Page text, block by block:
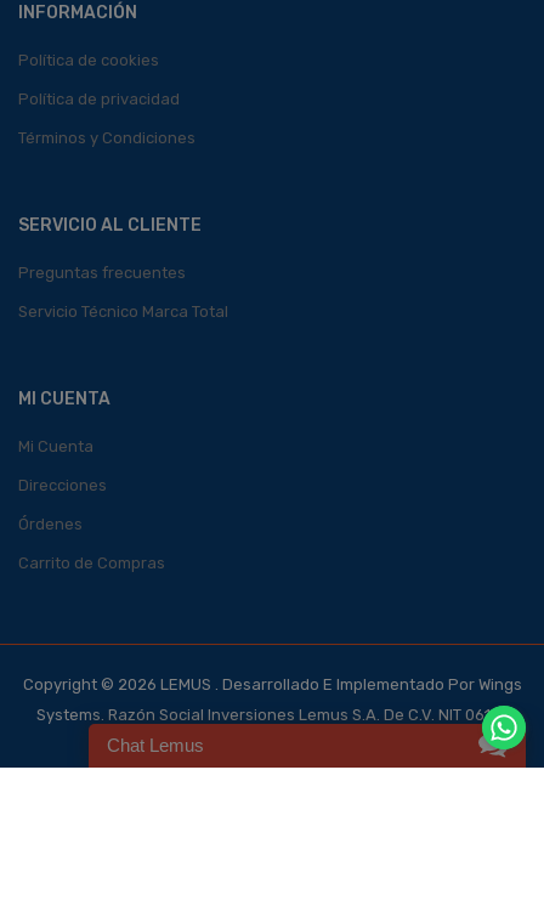
INFORMACIÓN
Política de cookies
Política de privacidad
Términos y Condiciones
SERVICIO AL CLIENTE
Preguntas frecuentes
Servicio Técnico Marca Total
MI CUENTA
Mi Cuenta
Direcciones
Órdenes
Carrito de Compras
Copyright © 2026 LEMUS . Desarrollado E Implementado Por Wings
Systems. Razón Social Inversiones Lemus S.A. De C.V. NIT 0614-
140700-101-4, NRC 123562-0
Chat Lemus